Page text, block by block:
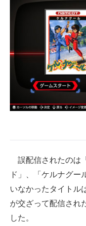
誤配信されたのは
ド」、「ケルナグー
いなかったタイトル
が交ざって配信され
した。